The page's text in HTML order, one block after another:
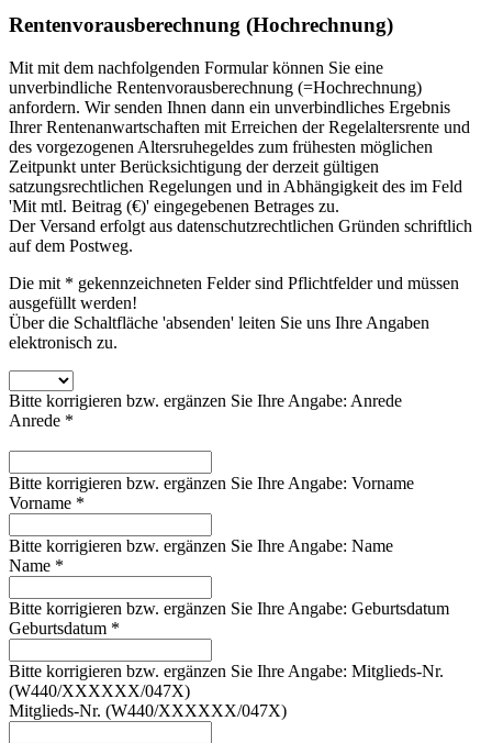
Rentenvorausberechnung (Hochrechnung)
Mit mit dem nachfolgenden Formular können Sie eine
unverbindliche Rentenvorausberechnung (=Hochrechnung)
anfordern. Wir senden Ihnen dann ein unverbindliches Ergebnis
Ihrer Rentenanwartschaften mit Erreichen der Regelaltersrente und
des vorgezogenen Altersruhegeldes zum frühesten möglichen
Zeitpunkt unter Berücksichtigung der derzeit gültigen
satzungsrechtlichen Regelungen und in Abhängigkeit des im Feld
'Mit mtl. Beitrag (€)' eingegebenen Betrages zu.
Der Versand erfolgt aus datenschutzrechtlichen Gründen schriftlich
auf dem Postweg.
Die mit * gekennzeichneten Felder sind Pflichtfelder und müssen
ausgefüllt werden!
Über die Schaltfläche 'absenden' leiten Sie uns Ihre Angaben
elektronisch zu.
Bitte korrigieren bzw. ergänzen Sie Ihre Angabe: Anrede
Anrede *
Bitte korrigieren bzw. ergänzen Sie Ihre Angabe: Vorname
Vorname *
Bitte korrigieren bzw. ergänzen Sie Ihre Angabe: Name
Name *
Bitte korrigieren bzw. ergänzen Sie Ihre Angabe: Geburtsdatum
Geburtsdatum *
Bitte korrigieren bzw. ergänzen Sie Ihre Angabe: Mitglieds-Nr.
(W440/XXXXXX/047X)
Mitglieds-Nr. (W440/XXXXXX/047X)